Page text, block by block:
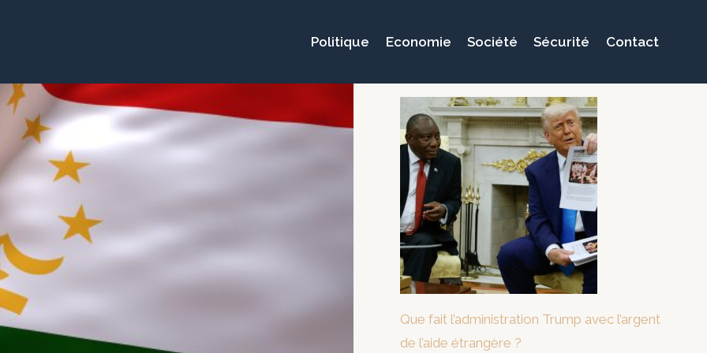
Politique Economie Société Sécurité Contact
Que fait l’administration Trump avec l’argent
de l’aide étrangère ?